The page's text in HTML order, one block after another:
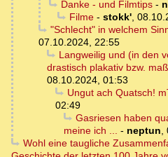
Danke - und Filmtips-
Filme- stokk',
"Schlecht" in welchem
07.10.2024, 22:55
Langweilig und (in den
drastisch plakativ bzw.
08.10.2024, 01:53
Ungut ach Quatsch!
02:49
Gasriesen haben
meine ich ... - neptun,
Wohl eine taugliche